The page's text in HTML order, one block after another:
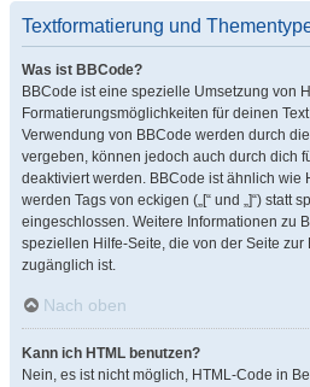
Textformatierung und
Was ist BBCode?
BBCode ist eine spezielle Umsetzung von
Formatierungsmöglichkeiten für deinen
Verwendung von BBCode werden durch
vergeben, können jedoch auch durch dich
deaktiviert werden. BBCode ist ähnlich wie
werden Tags von eckigen („[“ und „]“) statt
eingeschlossen. Weitere Informationen zu
speziellen Hilfe-Seite, die von der Seite
zugänglich ist.
Nach oben
Kann ich HTML benutzen?
Nein, es ist nicht möglich, HTML-Code in